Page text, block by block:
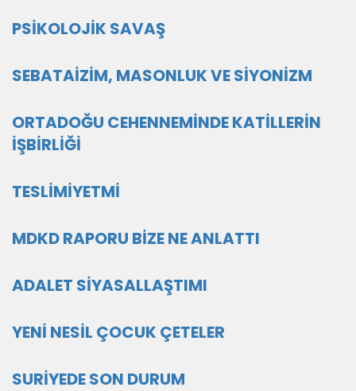
PSİKOLOJİK SAVAŞ
SEBATAİZİM, MASONLUK VE SİYONİZM
ORTADOĞU CEHENNEMİNDE KATİLLERİN
İŞBİRLİĞİ
TESLİMİYETMİ
MDKD RAPORU BİZE NE ANLATTI
ADALET SİYASALLAŞTIMI
YENİ NESİL ÇOCUK ÇETELER
SURİYEDE SON DURUM